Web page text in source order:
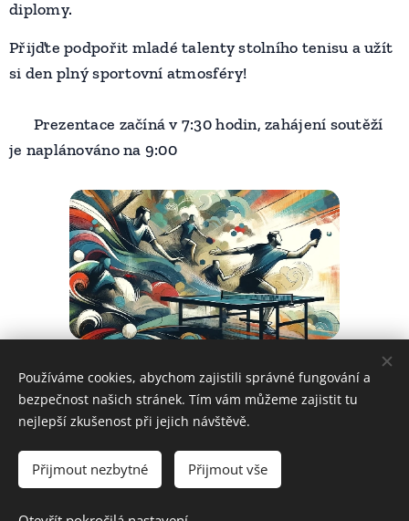
diplomy.
Přijďte podpořit mladé talenty stolního tenisu a užít
si den plný sportovní atmosféry!
👉 Prezentace začíná v 7:30 hodin, zahájení soutěží
je naplánováno na 9:00
Share
Všechna práva vyhrazena • Krajský svaz stolního tenisu Vysočina
Používáme cookies, abychom zajistili správné fungování a
bezpečnost našich stránek. Tím vám můžeme zajistit tu
nejlepší zkušenost při jejich návštěvě.
Přijmout nezbytné Přijmout vše